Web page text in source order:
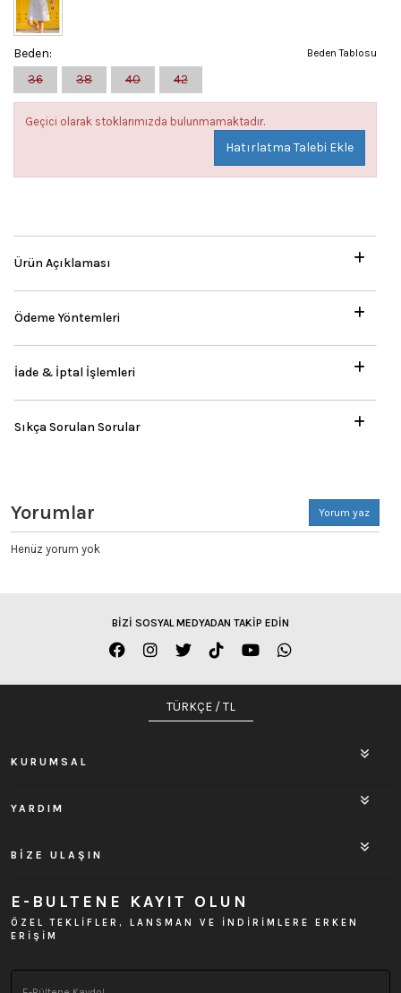
Beden Tablosu
Beden:
36
38 40 42
Geçici olarak stoklarımızda bulunmamaktadır.
Hatırlatma Talebi Ekle
Ürün Açıklaması
Ödeme Yöntemleri
İade & İptal İşlemleri
Sıkça Sorulan Sorular
Yorumlar Yorum yaz
Henüz yorum yok
BİZİ SOSYAL MEDYADAN TAKİP EDİN
TÜRKÇE / TL
KURUMSAL
YARDIM
BİZE ULAŞIN
E-BULTENE KAYIT OLUN
ÖZEL TEKLİFLER, LANSMAN VE İNDİRİMLERE ERKEN
ERİŞİM